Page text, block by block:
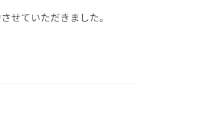
せていただきました。